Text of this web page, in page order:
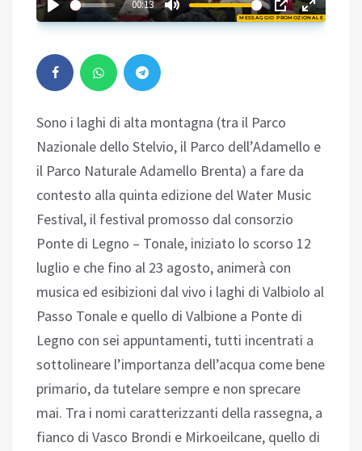
MESSAGGIO PROMOZIONALE
00:13
02:23
Sono i laghi di alta montagna (tra il Parco
Nazionale dello Stelvio, il Parco dell’Adamello e
il Parco Naturale Adamello Brenta) a fare da
contesto alla quinta edizione del Water Music
Festival, il festival promosso dal consorzio
Ponte di Legno – Tonale, iniziato lo scorso 12
luglio e che fino al 23 agosto, animerà con
musica ed esibizioni dal vivo i laghi di Valbiolo al
Passo Tonale e quello di Valbione a Ponte di
Legno con sei appuntamenti, tutti incentrati a
sottolineare l’importanza dell’acqua come bene
primario, da tutelare sempre e non sprecare
mai. Tra i nomi caratterizzanti della rassegna, a
fianco di Vasco Brondi e Mirkoeilcane, quello di